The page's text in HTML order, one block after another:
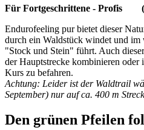
Für Fortgeschrittene - Profis
Endurofeeling pur bietet dieser
durch ein Waldstück windet und im
"Stock und Stein" führt. Auch
der Hauptstrecke kombinieren oder
Kurs zu befahren.
Achtung: Leider ist der Waldtrail
September) nur auf ca. 400 m
Den grünen Pfeilen